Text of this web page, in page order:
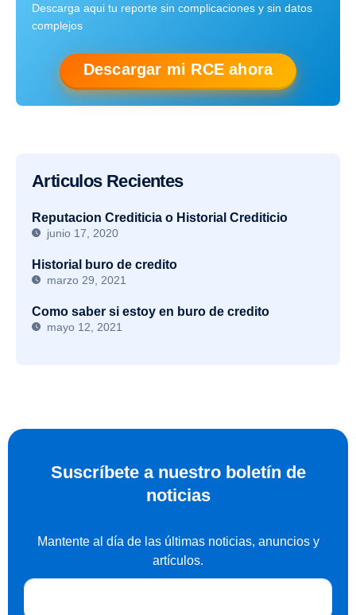
Descarga aqui tu reporte sin complicaciones y sin datos
complejos
Descargar mi RCE ahora
Articulos Recientes
Reputacion Crediticia o Historial Crediticio
junio 17, 2020
Historial buro de credito
marzo 29, 2021
Como saber si estoy en buro de credito
mayo 12, 2021
Suscríbete a nuestro boletín de
noticias
Mantente al día de las últimas noticias, anuncios y
artículos.